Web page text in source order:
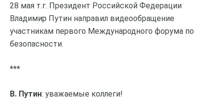
28 мая т.г. Президент Российской Федерации
Владимир Путин направил видеообращение
участникам первого Международного форума по
безопасности.
***
В. Путин: уважаемые коллеги!